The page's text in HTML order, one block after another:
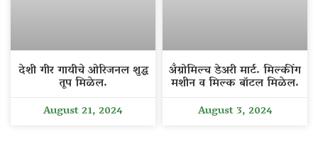
देशी गीर गायीचे ओरिजनल शुद्ध
तूप मिळेल.
August 21, 2024
अँग्रोमिल्च डेअरी मार्ट. मिल्कींग
मशीन व मिल्क बॉटल मिळेल.
August 3, 2024